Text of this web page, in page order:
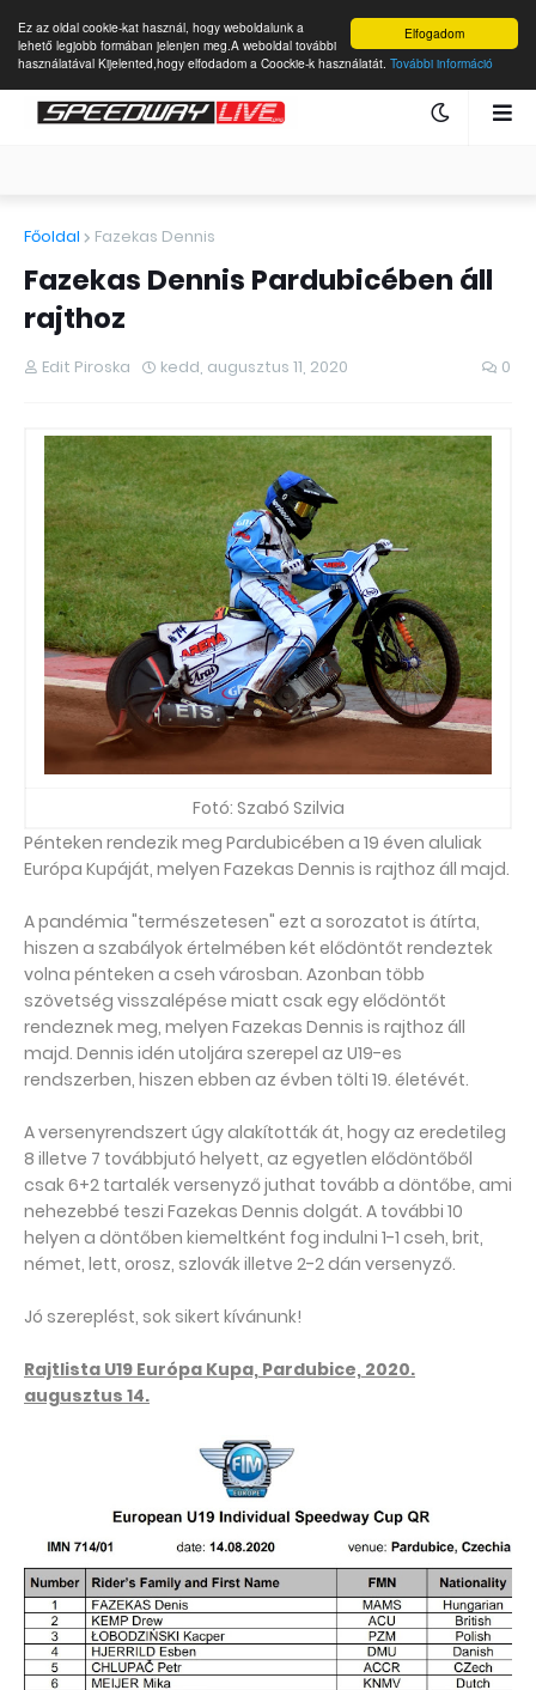
Elfogadom
Ez az oldal cookie-kat használ, hogy weboldalunk a
lehető legjobb formában jelenjen meg.A weboldal további
használatával Kijelented,hogy elfodadom a Coockie-k használatát. További információ
Főoldal Fazekas Dennis
Fazekas Dennis Pardubicében áll
rajthoz
Edit Piroska kedd, augusztus 11, 2020 0
Fotó: Szabó Szilvia
Pénteken rendezik meg Pardubicében a 19 éven aluliak
Európa Kupáját, melyen Fazekas Dennis is rajthoz áll majd.
A pandémia "természetesen" ezt a sorozatot is átírta,
hiszen a szabályok értelmében két elődöntőt rendeztek
volna pénteken a cseh városban. Azonban több
szövetség visszalépése miatt csak egy elődöntőt
rendeznek meg, melyen Fazekas Dennis is rajthoz áll
majd. Dennis idén utoljára szerepel az U19-es
rendszerben, hiszen ebben az évben tölti 19. életévét.
A versenyrendszert úgy alakították át, hogy az eredetileg
8 illetve 7 továbbjutó helyett, az egyetlen elődöntőből
csak 6+2 tartalék versenyző juthat tovább a döntőbe, ami
nehezebbé teszi Fazekas Dennis dolgát. A további 10
helyen a döntőben kiemeltként fog indulni 1-1 cseh, brit,
német, lett, orosz, szlovák illetve 2-2 dán versenyző.
Jó szereplést, sok sikert kívánunk!
Rajtlista U19 Európa Kupa, Pardubice, 2020.
augusztus 14.